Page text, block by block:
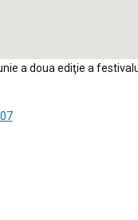
a doua ediţie a